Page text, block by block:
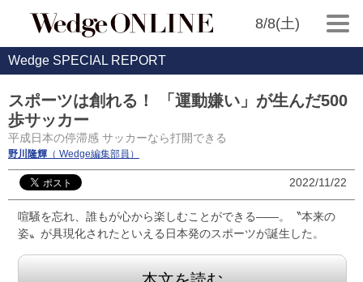
8/8(土)
Wedge SPECIAL REPORT
スポーツは創れる！ 「運動嫌い」が生んだ500
歩サッカー
平成日本の停滞感 サッカーなら打開できる
野川隆輝 （ Wedge編集部員）
2022/11/22
喧騒を忘れ、誰もが心から楽しむことができる——。〝本来の
姿〟が具現化されたといえる日本発のスポーツが誕生した。